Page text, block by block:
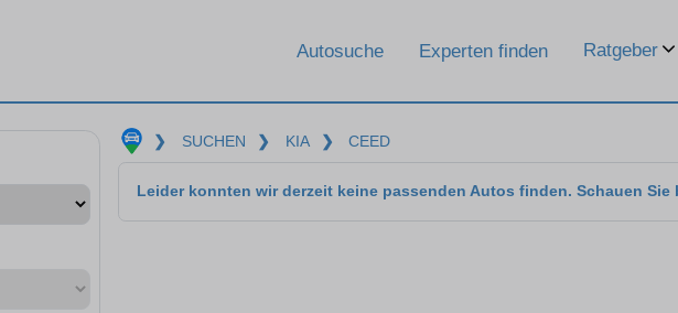
Autosuche Experten finden Ratgeber
❯ SUCHEN ❯ KIA ❯ CEED
Leider konnten wir derzeit keine passenden Autos finden. Schauen Sie